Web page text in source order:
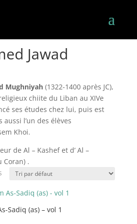
Jawad
Mughniyah(1322-1400 après JC),
chiite du Liban au XIVe
ses études chez lui, puis est
l’un des élèves
Khoi.
de Al – Kashef et d’ Al –
Coran) .
Sadiq (as) – vol 1